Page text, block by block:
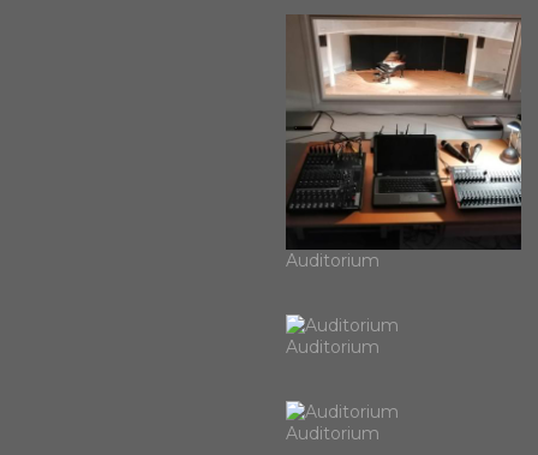
Auditorium
Auditorium
Auditorium